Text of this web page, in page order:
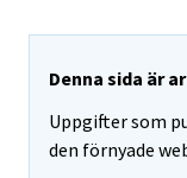
Denna sida är
Uppgifter som
den förnyade